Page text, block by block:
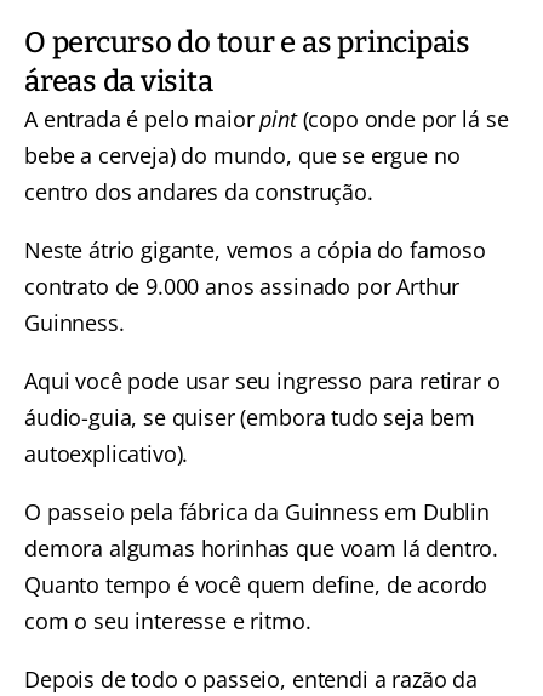
O percurso do tour e as principais
áreas da visita
A entrada é pelo maiorpint(copo onde por lá se
bebe a cerveja) do mundo, que se ergue no
centro dos andares da construção.
Neste átrio gigante, vemos a cópia do famoso
contrato de 9.000 anos assinado por Arthur
Guinness.
Aqui você pode usar seu ingresso para retirar o
áudio-guia, se quiser (embora tudo seja bem
autoexplicativo).
O passeio pela fábrica da Guinness em Dublin
demora algumas horinhas que voam lá dentro.
Quanto tempo é você quem define, de acordo
com o seu interesse e ritmo.
Depois de todo o passeio, entendi a razão da